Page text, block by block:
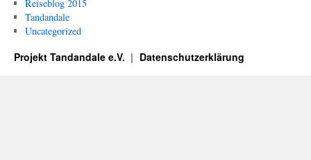
Reiseblog 2015
Tandandale
Uncategorized
Projekt Tandandale e.V. Datenschutzerklärung